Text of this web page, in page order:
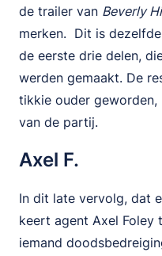
de trailer van Beverly
merken. Dit is
de eerste drie delen,
werden gemaakt. De
tikkie ouder geworden,
van de partij.
Axel F.
In dit late vervolg, dat
keert agent Axel Foley
iemand